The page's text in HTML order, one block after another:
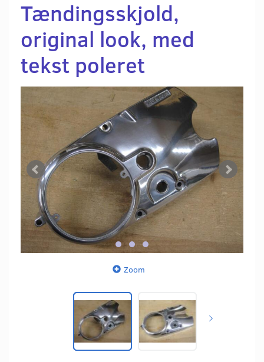
Tændingsskjold,
original look, med
tekst poleret
Zoom